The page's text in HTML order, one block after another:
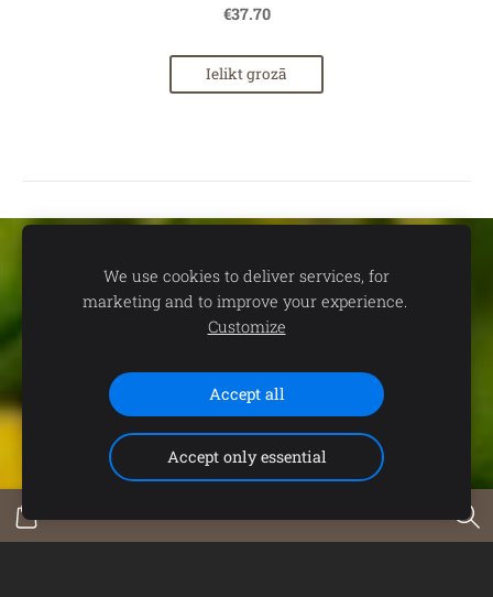
€37.70
Ielikt grozā
dāvanu un suvenīru veikals TEV:
Aleksandra Čaka ielā 22,
15.00 | Svētdienās un svētku dienās - SLĒGTS 📞Saziņai:
29102646 (+WhatsApp)
We use cookies to deliver services, for
marketing and to improve your experience.
Customize
Accept all
Accept only essential